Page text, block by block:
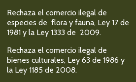
Rechaza el comercio ilegal de
especies de flora y fauna, Ley 17 de
1981 y la Ley 1333 de 2009.
Rechaza el comercio ilegal de
bienes culturales, Ley 63 de 1986 y
la Ley 1185 de 2008.